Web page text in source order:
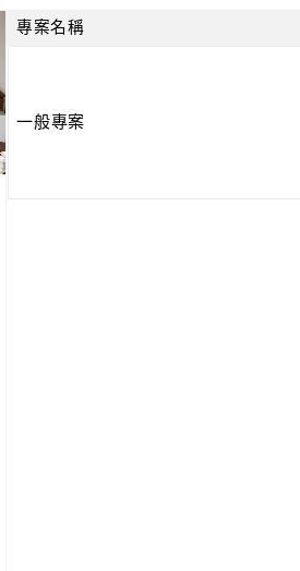
專案名稱
一般專案